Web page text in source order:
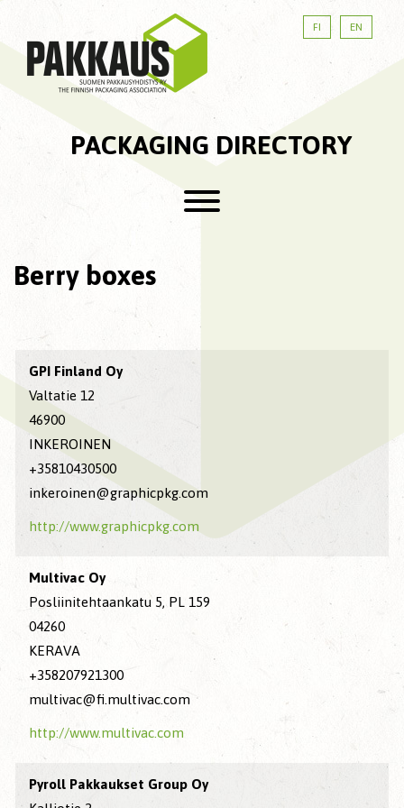
FI EN
PACKAGING DIRECTORY
Berry boxes
GPI Finland Oy
Valtatie 12
46900
INKEROINEN
+35810430500
inkeroinen@graphicpkg.com
http://www.graphicpkg.com
Multivac Oy
Posliinitehtaankatu 5, PL 159
04260
KERAVA
+358207921300
multivac@fi.multivac.com
http://www.multivac.com
Pyroll Pakkaukset Group Oy